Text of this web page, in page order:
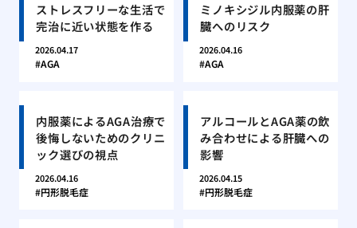
ストレスフリーな生活で
完治に近い状態を作る
2026.04.17
AGA
ミノキシジル内服薬の肝
臓へのリスク
2026.04.16
AGA
内服薬によるAGA治療で
後悔しないためのクリニ
ック選びの視点
2026.04.16
円形脱毛症
アルコールとAGA薬の飲
み合わせによる肝臓への
影響
2026.04.15
円形脱毛症